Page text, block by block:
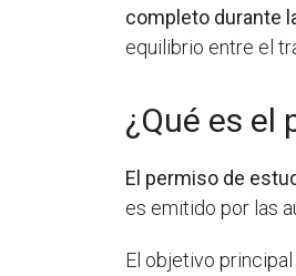
completo durante
equilibrio entre el
¿Qué es el
El permiso de
es emitido por las
El objetivo principal